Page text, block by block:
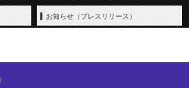
お知らせ（プレスリリース）